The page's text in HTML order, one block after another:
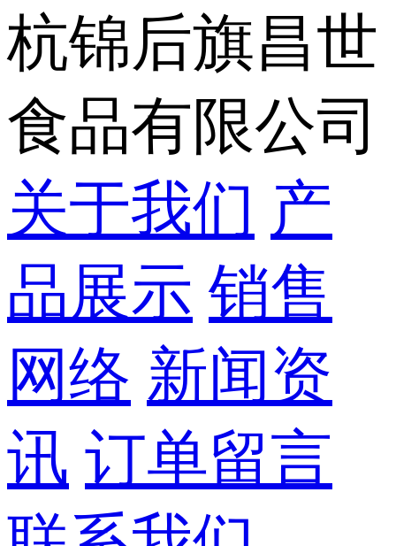
杭锦后旗昌世
食品有限公司
关于我们 产
品展示 销售
网络 新闻资
讯 订单留言